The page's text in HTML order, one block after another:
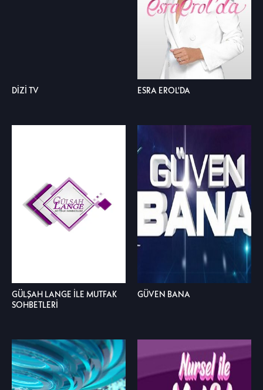
DİZİ TV ESRA EROL'DA
GÜLŞAH LANGE İLE MUTFAK
SOHBETLERİ
GÜVEN BANA